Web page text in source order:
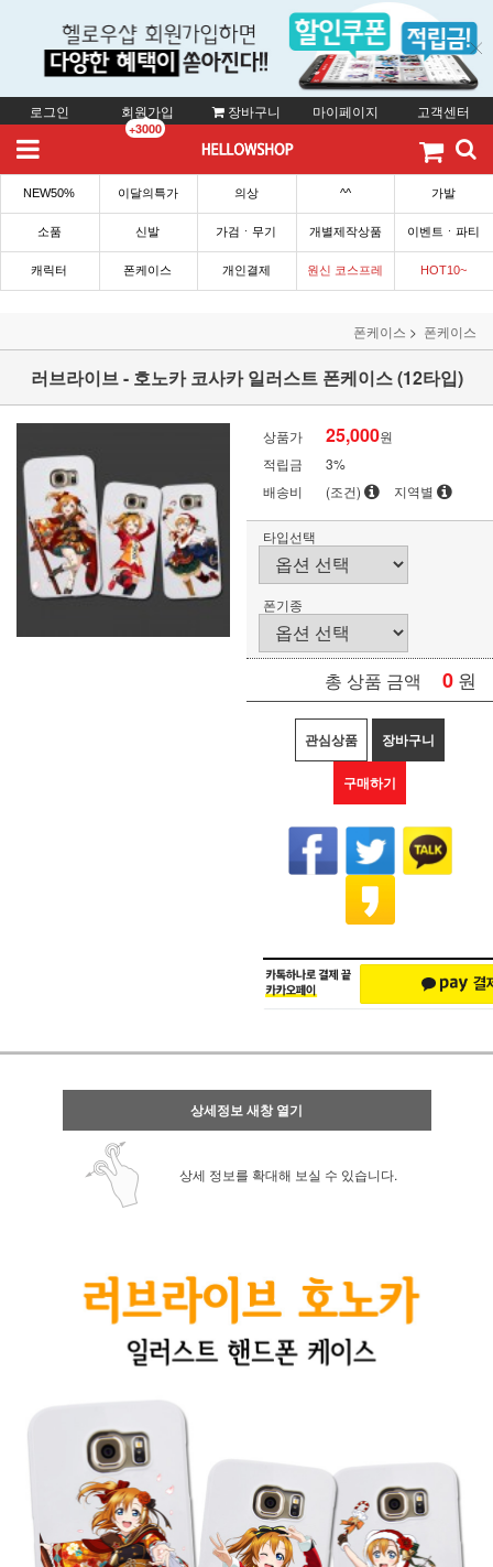
로그인 회원가입
+3000
장바구니 마이페이지 고객센터
NEW50% 이달의특가 의상 ^^ 가발
소품 신발 가검ㆍ무기 개별제작상품 이벤트ㆍ파티
캐릭터 폰케이스 개인결제 원신 코스프레 HOT10~
폰케이스 폰케이스
러브라이브 - 호노카 코사카 일러스트 폰케이스 (12타입)
상품가 25,000원
적립금
3%
배송비
(조건) 지역별
타입선택
폰기종
총 상품 금액 0 원
관심상품 장바구니
구매하기
상세정보 새창 열기
상세 정보를 확대해 보실 수 있습니다.